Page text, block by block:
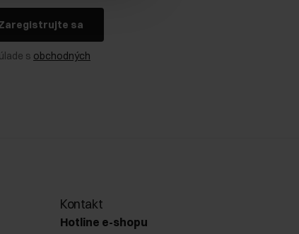
sa
s obchodných
Kontakt
Hotline e-shopu